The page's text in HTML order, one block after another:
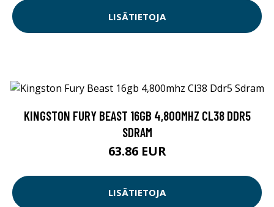
LISÄTIETOJA
KINGSTON FURY BEAST 16GB 4,800MHZ CL38 DDR5
SDRAM
63.86 EUR
LISÄTIETOJA